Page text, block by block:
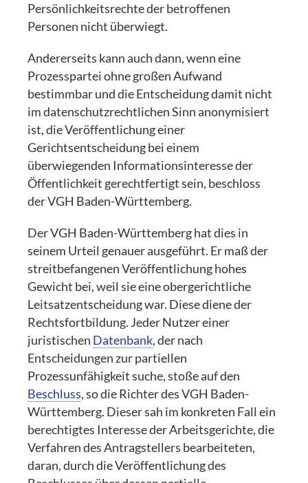
Persönlichkeitsrechte der betroffenen
Personen nicht überwiegt.
Andererseits kann auch dann, wenn eine
Prozesspartei ohne großen Aufwand
bestimmbar und die Entscheidung damit nicht
im datenschutzrechtlichen Sinn anonymisiert
ist, die Veröffentlichung einer
Gerichtsentscheidung bei einem
überwiegenden Informationsinteresse der
Öffentlichkeit gerechtfertigt sein, beschloss
der VGH Baden-Württemberg.
Der VGH Baden-Württemberg hat dies in
seinem Urteil genauer ausgeführt. Er maß der
streitbefangenen Veröffentlichung hohes
Gewicht bei, weil sie eine obergerichtliche
Leitsatzentscheidung war. Diese diene der
Rechtsfortbildung. Jeder Nutzer einer
juristischen Datenbank, der nach
Entscheidungen zur partiellen
Prozessunfähigkeit suche, stoße auf den
Beschluss, so die Richter des VGH Baden-
Württemberg. Dieser sah im konkreten Fall ein
berechtigtes Interesse der Arbeitsgerichte, die
Verfahren des Antragstellers bearbeiteten,
daran, durch die Veröffentlichung des